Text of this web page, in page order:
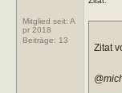
Mitglied seit: A
pr 2018
Beiträge: 13
Zitat